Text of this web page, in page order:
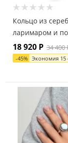
Кольцо из
ларимаром и
18 920 Р 34 400
-45% Экономия 15